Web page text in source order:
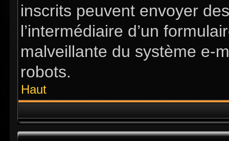
inscrits peuvent envoyer
l’intermédiaire d’un
malveillante du système e-
robots.
Haut